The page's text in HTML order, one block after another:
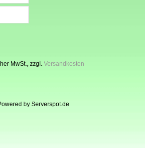
MwSt., zzgl. Versandkosten
by Serverspot.de